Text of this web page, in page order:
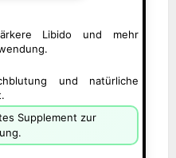
Libido und mehr
und natürliche
Supplement zur